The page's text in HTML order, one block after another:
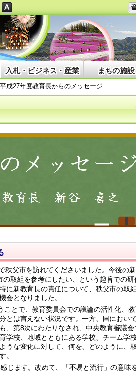
入札・ビジネス・産業 まちの施設
平成27年度教育長からのメッセージ
秩父市を訪れてくださいました。今後の
取組を参考にしたい、という趣旨での研
に新教育長の責任について、秩父市の取
会となりました。
とで、教育委員会での議論の活性化、
とは言えない状況です。一方、国におい
、第8次にわたりなされ、中央教育審議会
学校、地域とともにある学校、チーム学
うな変化に対して、何を、どのように、
。
じます。改めて、「不易と流行」の意味